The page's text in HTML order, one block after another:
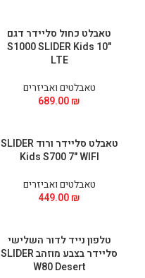
טאבלט כחול סליידר דגם
S1000 SLIDER Kids 10"
LTE
טאבלטים ואביזרים
689.00₪
טאבלט סליידר ורוד SLIDER
Kids S700 7" WIFI
טאבלטים ואביזרים
449.00₪
טלפון נייד לדור השלישי
סליידר בצבע מוזהב SLIDER
W80 Desert